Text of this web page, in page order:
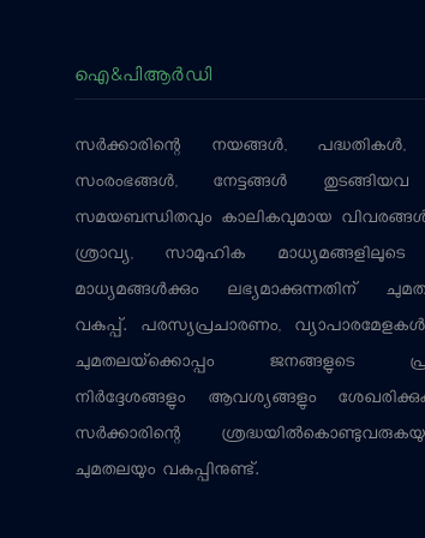
ഐ&പിആര്‍ഡി
സര്‍ക്കാരിന്റെ നയങ്ങള്‍, പദ്ധതികള്‍,
സംരംഭങ്ങള്‍, നേട്ടങ്ങള്‍ തുടങ്ങിയവ
സമയബന്ധിതവും കാലികവുമായ വിവരങ്ങള്‍
ശ്രാവ്യ, സാമൂഹിക
മാധ്യമങ്ങള്‍ക്കും ലഭ്യമാക്കുന്നതിന്
വകുപ്പ്. പരസ്യപ്രചാരണം,
ചുമതലയ്‌ക്കൊപ്പം ജനങ്ങളുടെ
നിര്‍ദ്ദേശങ്ങളും ആവശ്യങ്ങളും
സര്‍ക്കാരിന്റെ
ചുമതലയും വകുപ്പിനുണ്ട്.